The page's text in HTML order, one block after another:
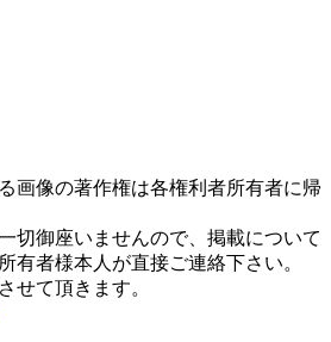
画像の著作権は各権利者所有者に帰
切御座いませんので、掲載について
有者様本人が直接ご連絡下さい。
せて頂きます。